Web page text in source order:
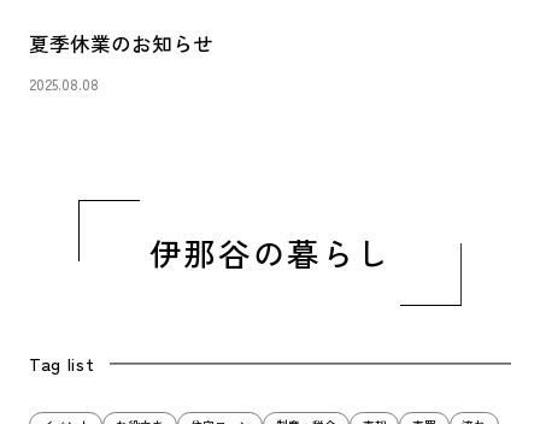
夏季休業のお知らせ
2025.08.08
伊那谷の暮らし
Tag list